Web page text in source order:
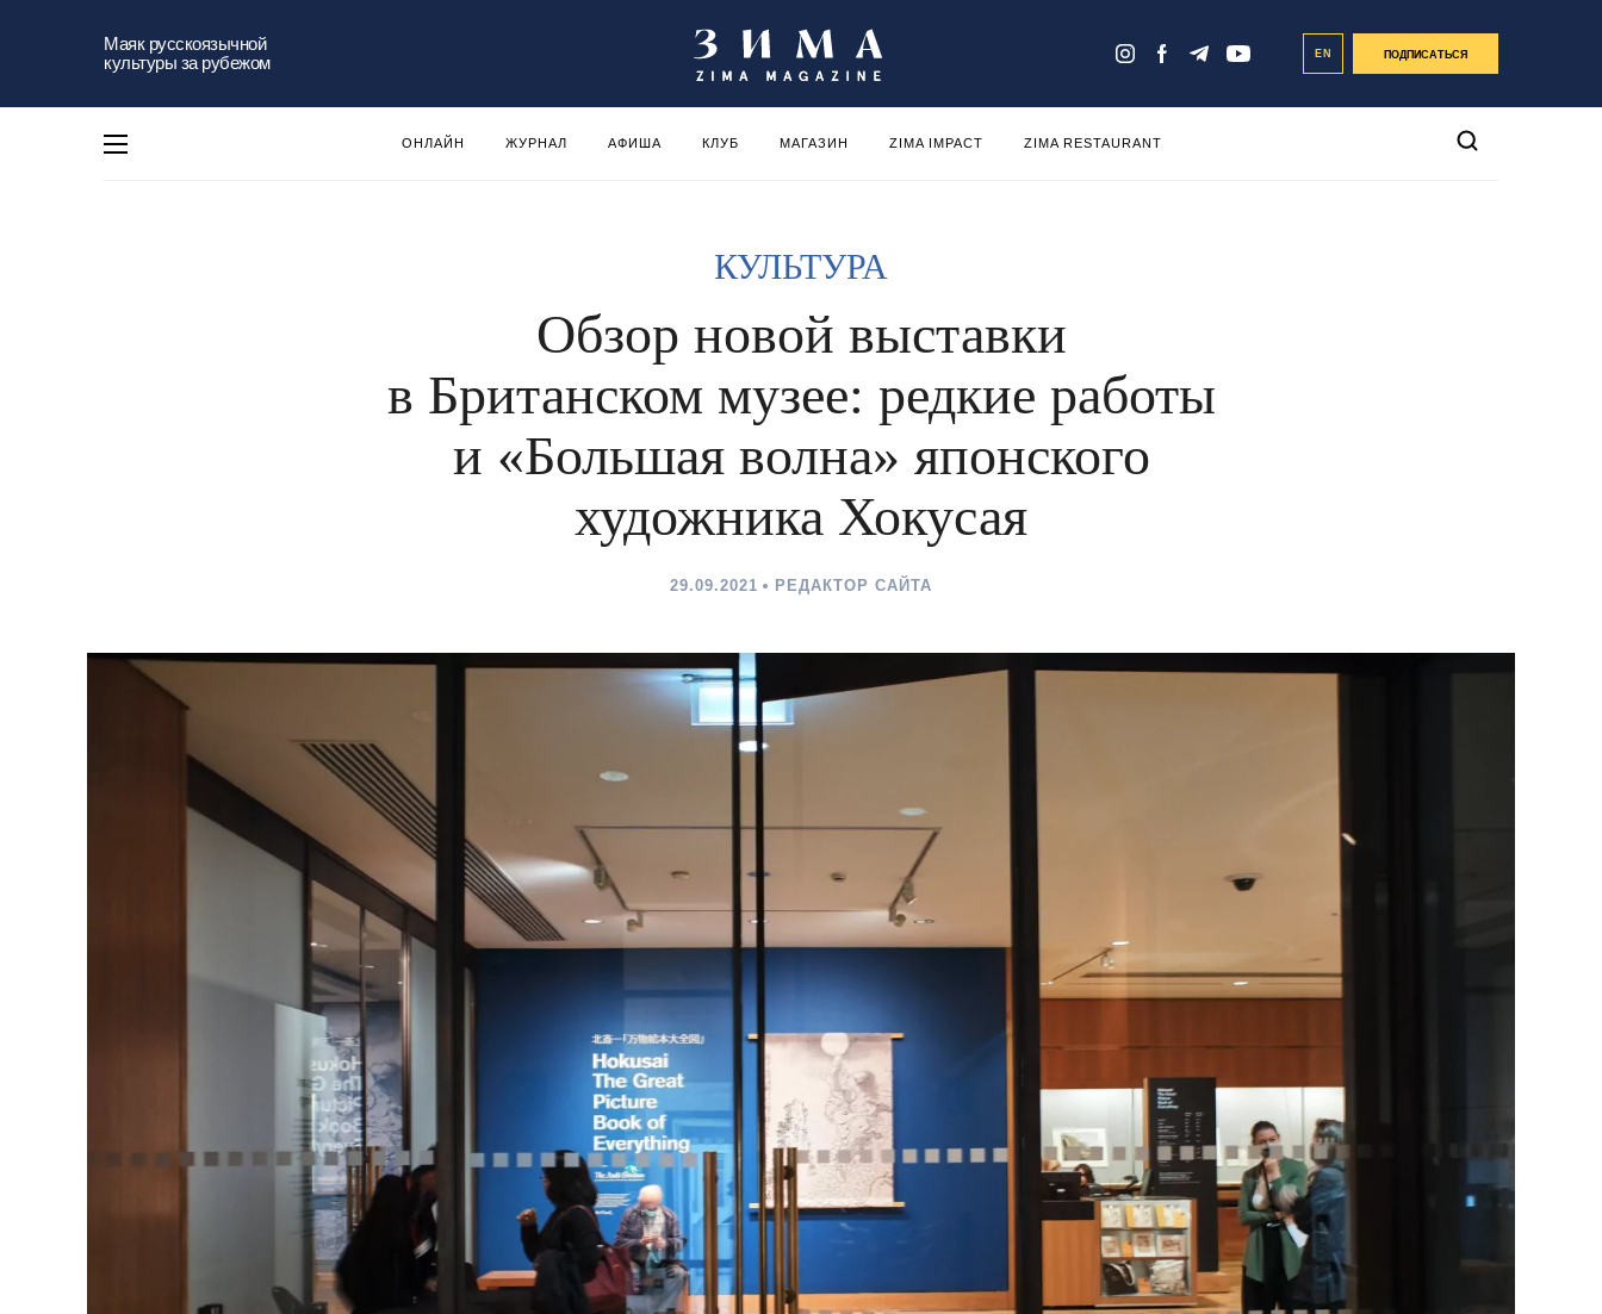
Маяк русскоязычной
культуры за рубежом
EN ПОДПИСАТЬСЯ
ОНЛАЙН ЖУРНАЛ АФИША КЛУБ МАГАЗИН ZIMA IMPACT ZIMA RESTAURANT
КУЛЬТУРА
Обзор новой выставки
в Британском музее: редкие работы
и «Большая волна» японского
художника Хокусая
29.09.2021 РЕДАКТОР САЙТА